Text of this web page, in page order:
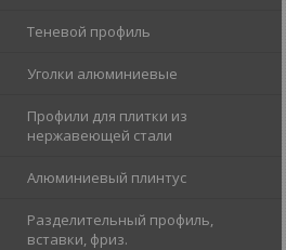
Теневой профиль
Уголки алюминиевые
Профили для плитки из
нержавеющей стали
Алюминиевый плинтус
Разделительный профиль,
вставки, фриз.